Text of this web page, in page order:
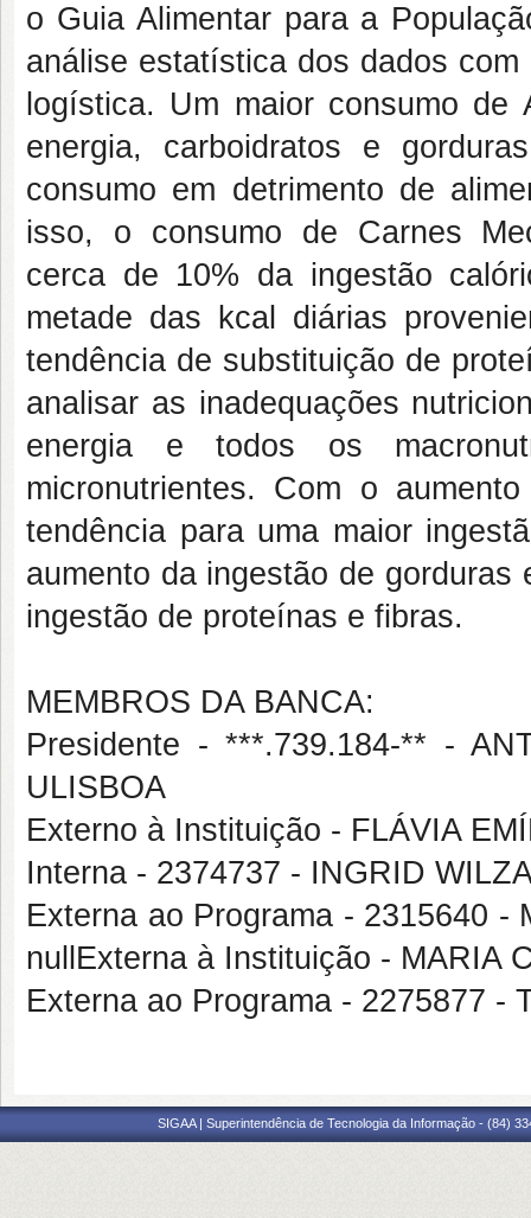
o Guia Alimentar para a
análise estatística dos dados
logística. Um maior consumo
energia, carboidratos e
consumo em detrimento de
isso, o consumo de Carnes
cerca de 10% da ingestão
metade das kcal diárias
tendência de substituição de
analisar as inadequações
energia e todos os
micronutrientes. Com o
tendência para uma maior
aumento da ingestão de
ingestão de proteínas e fibras.
MEMBROS DA BANCA:
Presidente - ***.739.184-** -
ULISBOA
Externo à Instituição - FLÁVIA
Interna - 2374737 - INGRID
Externa ao Programa - 2315640 -
nullExterna à Instituição - MARIA
Externa ao Programa - 2275877 -
SIGAA | Superintendência de Tecnologia da Informação - (84)